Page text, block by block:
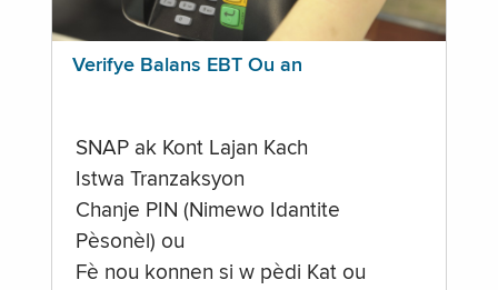
Verifye Balans EBT Ou an
SNAP ak Kont Lajan Kach
Istwa Tranzaksyon
Chanje PIN (Nimewo Idantite
Pèsonèl) ou
Fè nou konnen si w pèdi Kat ou